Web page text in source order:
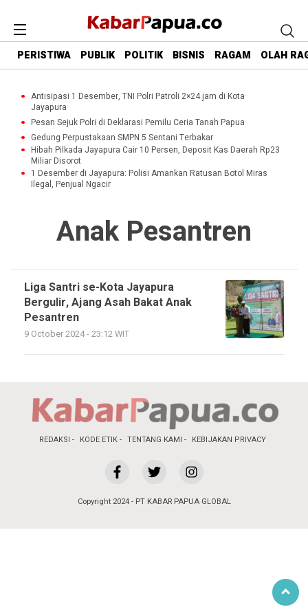
PERISTIWA PUBLIK POLITIK BISNIS RAGAM OLAH
Antisipasi 1 Desember, TNI Polri Patroli 2×24 jam di Kota
Jayapura
Pesan Sejuk Polri di Deklarasi Pemilu Ceria Tanah Papua
Gedung Perpustakaan SMPN 5 Sentani Terbakar
Hibah Pilkada Jayapura Cair 10 Persen, Deposit Kas Daerah Rp23
Miliar Disorot
1 Desember di Jayapura: Polisi Amankan Ratusan Botol Miras
Ilegal, Penjual Ngacir
Anak Pesantren
Liga Santri se-Kota Jayapura
Bergulir, Ajang Asah Bakat Anak
Pesantren
9 October 2024 - 23:12 WIT
REDAKSI KODE ETIK TENTANG KAMI KEBIJAKAN PRIVACY
Copyright 2024 - PT KABAR PAPUA GLOBAL